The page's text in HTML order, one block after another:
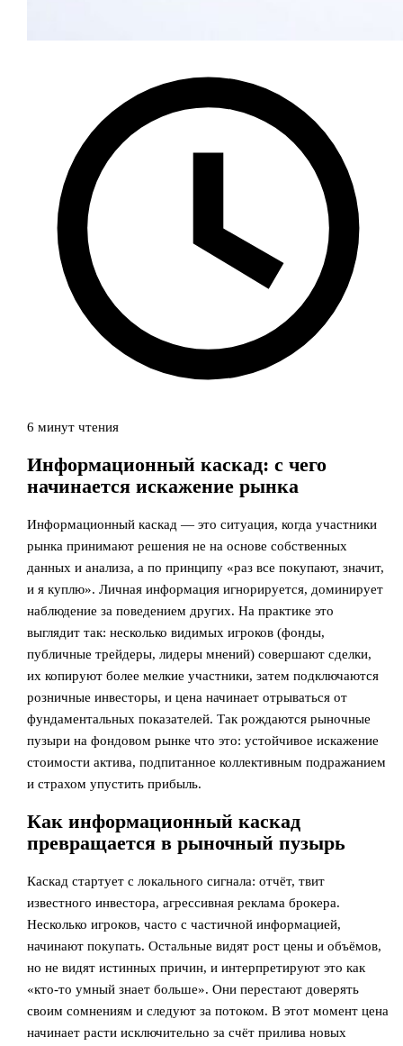
6 минут чтения
Информационный каскад: с чего
начинается искажение рынка
Информационный каскад — это ситуация, когда участники
рынка принимают решения не на основе собственных
данных и анализа, а по принципу «раз все покупают, значит,
и я куплю». Личная информация игнорируется, доминирует
наблюдение за поведением других. На практике это
выглядит так: несколько видимых игроков (фонды,
публичные трейдеры, лидеры мнений) совершают сделки,
их копируют более мелкие участники, затем подключаются
розничные инвесторы, и цена начинает отрываться от
фундаментальных показателей. Так рождаются рыночные
пузыри на фондовом рынке что это: устойчивое искажение
стоимости актива, подпитанное коллективным подражанием
и страхом упустить прибыль.
Как информационный каскад
превращается в рыночный пузырь
Каскад стартует с локального сигнала: отчёт, твит
известного инвестора, агрессивная реклама брокера.
Несколько игроков, часто с частичной информацией,
начинают покупать. Остальные видят рост цены и объёмов,
но не видят истинных причин, и интерпретируют это как
«кто‑то умный знает больше». Они перестают доверять
своим сомнениям и следуют за потоком. В этот момент цена
начинает расти исключительно за счёт прилива новых